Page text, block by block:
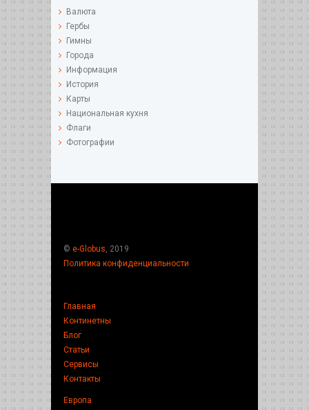
Валюта
Гербы
Гимны
Города
Информация
История
Карты
Национальная кухня
Флаги
Фотографии
© e-Globus , 2019
Политика конфиденциальности
Главная
Континетны
Блог
Статьи
Сервисы
Контакты
Европа